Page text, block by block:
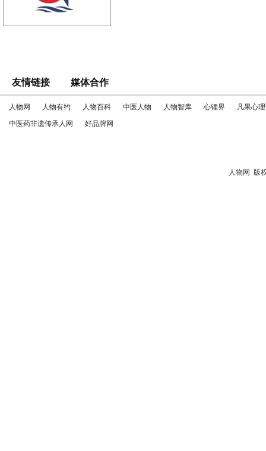
友情链接 媒体合作
人物网 人物有约 人物百科 中医人物 人物智库 心锂界
凡果心
中医药非遗传承人网
好品牌网
人物网 版